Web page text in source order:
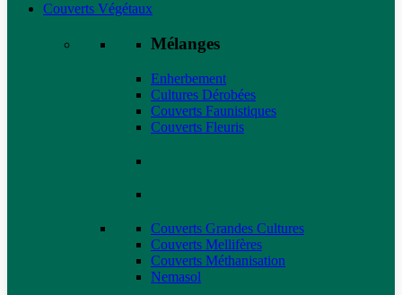
Couverts Végétaux
Mélanges
Enherbement
Cultures Dérobées
Couverts Faunistiques
Couverts Fleuris
Couverts Grandes Cultures
Couverts Mellifères
Couverts Méthanisation
Nemasol